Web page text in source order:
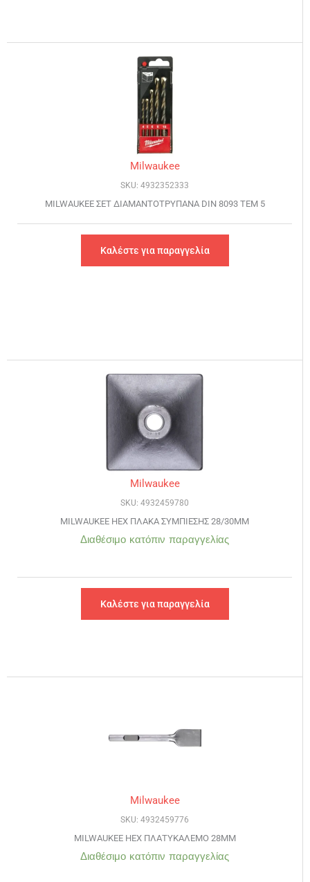
Milwaukee
SKU: 4932352333
MILWAUKEE ΣΕΤ ΔΙΑΜΑΝΤΟΤΡΥΠΑΝΑ DIN 8093 ΤΕΜ 5
Καλέστε για παραγγελία
Milwaukee
SKU: 4932459780
MILWAUKEE HEX ΠΛΑΚΑ ΣΥΜΠΙΕΣΗΣ 28/30MM
Διαθέσιμο κατόπιν παραγγελίας
Καλέστε για παραγγελία
Milwaukee
SKU: 4932459776
MILWAUKEE HEX ΠΛΑΤΥΚΑΛΕΜΟ 28MM
Διαθέσιμο κατόπιν παραγγελίας